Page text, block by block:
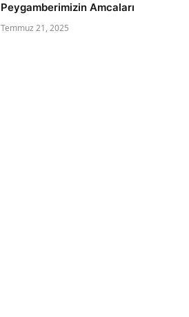
Peygamberimizin Amcaları
Temmuz 21, 2025